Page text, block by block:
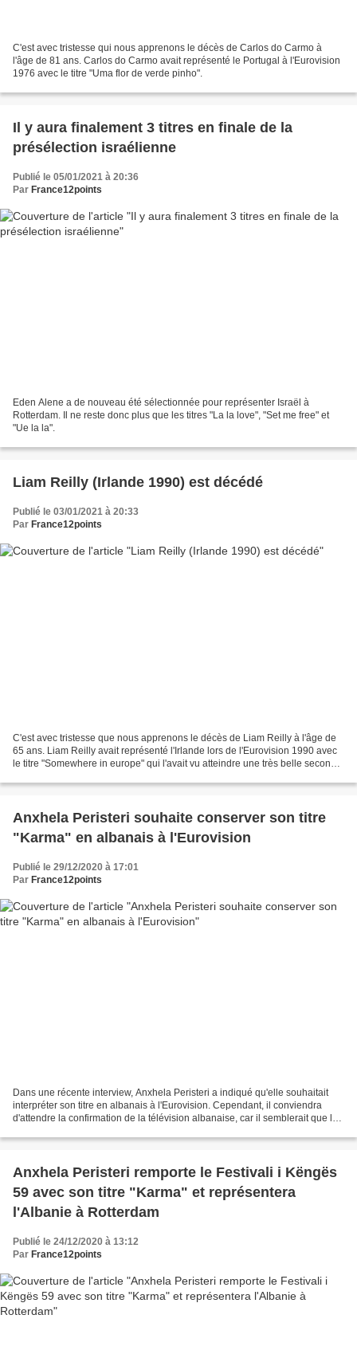
C'est avec tristesse qui nous apprenons le décès de Carlos do Carmo à
l'âge de 81 ans. Carlos do Carmo avait représenté le Portugal à l'Eurovision
1976 avec le titre "Uma flor de verde pinho".
Il y aura finalement 3 titres en finale de la
présélection israélienne
Publié le 05/01/2021 à 20:36
Par France12points
Eden Alene a de nouveau été sélectionnée pour représenter Israël à
Rotterdam. Il ne reste donc plus que les titres "La la love", "Set me free" et
"Ue la la".
Liam Reilly (Irlande 1990) est décédé
Publié le 03/01/2021 à 20:33
Par France12points
C'est avec tristesse que nous apprenons le décès de Liam Reilly à l'âge de
65 ans. Liam Reilly avait représenté l'Irlande lors de l'Eurovision 1990 avec
le titre "Somewhere in europe" qui l'avait vu atteindre une très belle seconde
Anxhela Peristeri souhaite conserver son titre
"Karma" en albanais à l'Eurovision
Publié le 29/12/2020 à 17:01
Par France12points
Dans une récente interview, Anxhela Peristeri a indiqué qu'elle souhaitait
interpréter son titre en albanais à l'Eurovision. Cependant, il conviendra
d'attendre la confirmation de la télévision albanaise, car il semblerait que le
Anxhela Peristeri remporte le Festivali i Këngës
59 avec son titre "Karma" et représentera
l'Albanie à Rotterdam
Publié le 24/12/2020 à 13:12
Par France12points